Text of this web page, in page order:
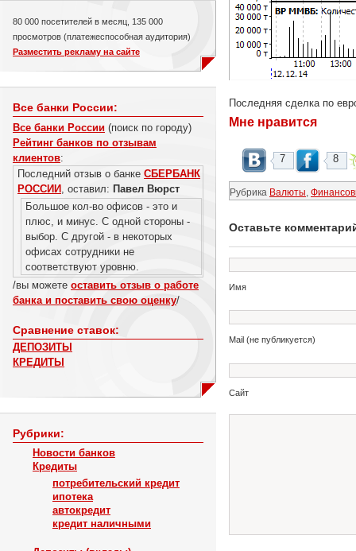
80 000 посетителей в месяц, 135 000
просмотров (платежеспособная аудитория)
Разместить рекламу на сайте
Все банки России:
Все банки России (поиск по городу)
Рейтинг банков по отзывам
клиентов:
Последний отзыв о банке СБЕРБАНК
РОССИИ , оставил: Павел Вюрст
Большое кол-во офисов - это и
плюс, и минус. С одной стороны -
выбор. С другой - в некоторых
офисах сотрудники не
соответствуют уровню.
/вы можете оставить отзыв о работе
банка и поставить свою оценку/
Сравнение ставок:
ДЕПОЗИТЫ
КРЕДИТЫ
Рубрики:
Новости банков
Кредиты
потребительский кредит
ипотека
автокредит
кредит наличными
Последняя сделка по
Мне нравится
7 8
Рубрика Валюты
Оставьте
Имя
Mail (не публикуется)
Сайт